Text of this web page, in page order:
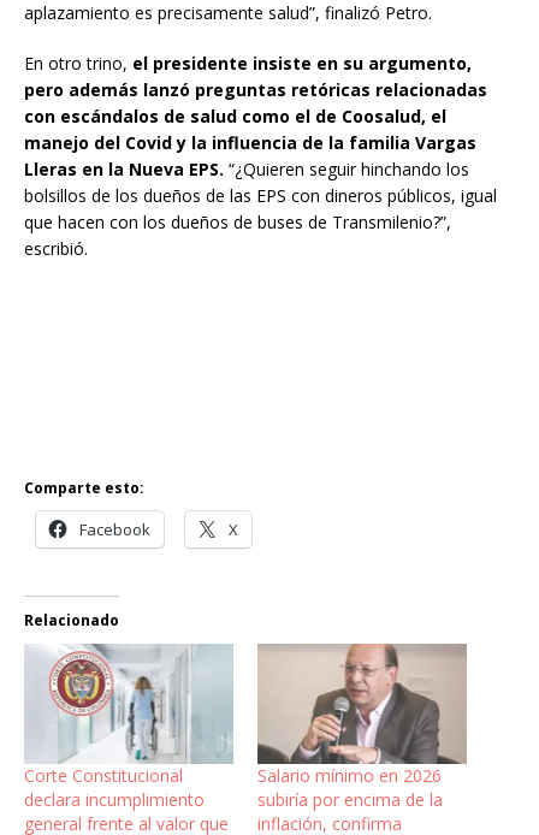
aplazamiento es precisamente salud”, finalizó Petro.
En otro trino, el presidente insiste en su argumento,
pero además lanzó preguntas retóricas relacionadas
con escándalos de salud como el de Coosalud, el
manejo del Covid y la influencia de la familia Vargas
Lleras en la Nueva EPS. “¿Quieren seguir hinchando los
bolsillos de los dueños de las EPS con dineros públicos, igual
que hacen con los dueños de buses de Transmilenio?”,
escribió.
Comparte esto:
Facebook X
Relacionado
Corte Constitucional
declara incumplimiento
general frente al valor que
Salario mínimo en 2026
subiría por encima de la
inflación, confirma